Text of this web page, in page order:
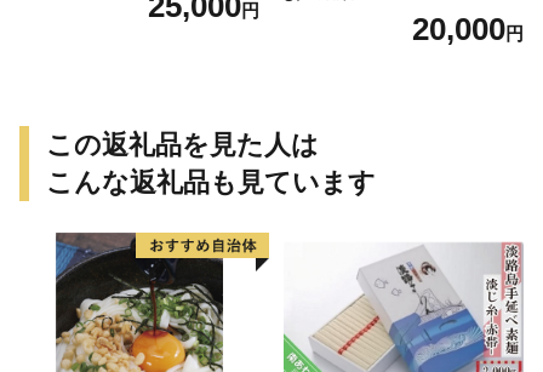
円
20,000円
この返礼品を見た人は
こんな返礼品も見ています